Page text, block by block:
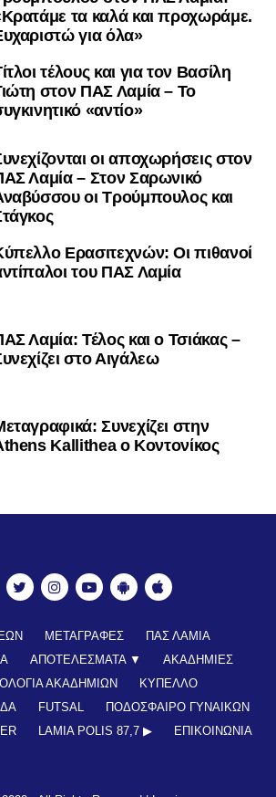
τα καλά και προχωράμε.
για όλα»
τέλους και για τον Βασίλη
στον ΠΑΣ Λαμία – Το
«αντίο»
οι αποχωρήσεις στον
Λαμία – Στον Σαρωνικό
οι Τρούμπουλος και
Ερασιτεχνών: Οι πιθανοί
του ΠΑΣ Λαμία
Λαμία: Τέλος και ο Τσιάκας –
στο Αιγάλεω
Συνεχίζει στην
Kallithea ο Κοντονίκος
ΜΕΤΑΓΡΑΦΕΣ
ΠΑΣ ΛΑΜΙΑ
ΑΠΟΤΕΛΕΣΜΑΤΑ ▼
ΑΚΑΔΗΜΙΕΣ
ΑΚΑΔΗΜΙΩΝ
ΚΥΠΕΛΛΟ
FUTSAL
ΠΟΔΟΣΦΑΙΡΟ ΓΥΝΑΙΚΩΝ
LAMIA POLIS 87,7 ▶︎ ΕΠΙΚΟΙΝΩΝΊΑ